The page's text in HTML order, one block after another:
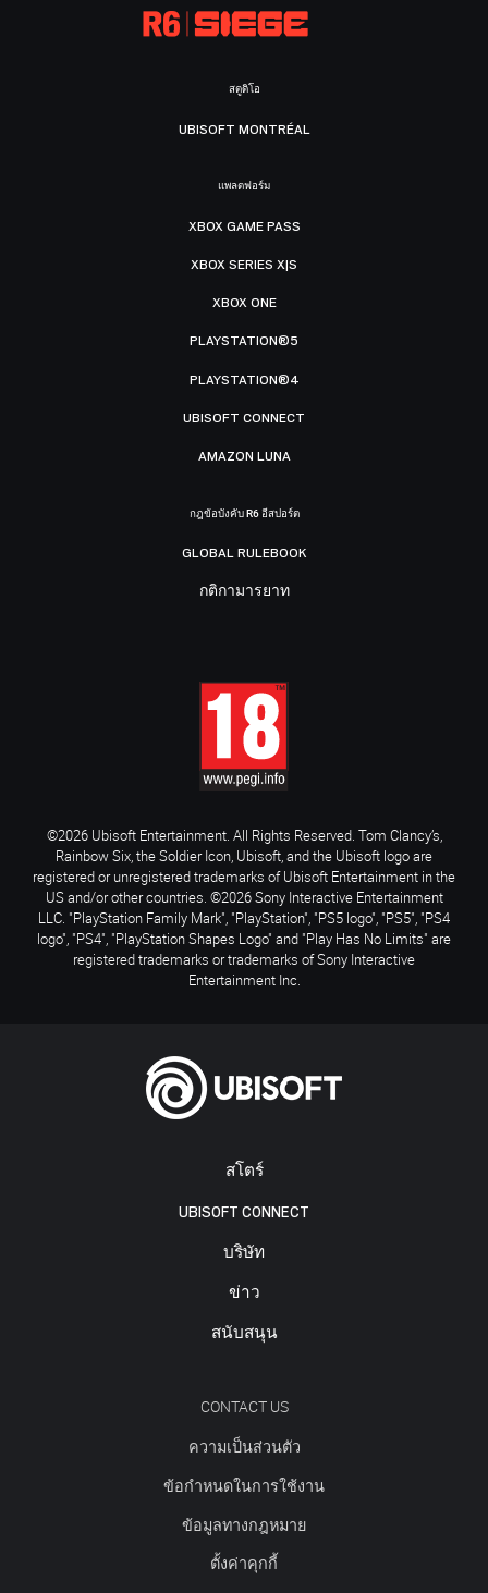
สโตร์
UBISOFT CONNECT
บริษัท
ข่าว
สนับสนุน
CONTACT US
ความเป็นส่วนตัว
ข้อกำหนดในการใช้งาน
ข้อมูลทางกฎหมาย
ตั้งค่าคุกกี้
สตูดิโอ
UBISOFT MONTRÉAL
แพลตฟอร์ม
XBOX GAME PASS
XBOX SERIES X|S
XBOX ONE
PLAYSTATION®5
PLAYSTATION®4
UBISOFT CONNECT
AMAZON LUNA
กฎข้อบังคับ R6 อีสปอร์ต
GLOBAL RULEBOOK
กติกามารยาท
©2026 Ubisoft Entertainment. All Rights Reserved. Tom Clancy’s,
Rainbow Six, the Soldier Icon, Ubisoft, and the Ubisoft logo are
registered or unregistered trademarks of Ubisoft Entertainment in the
US and/or other countries. ©2026 Sony Interactive Entertainment
LLC. "PlayStation Family Mark", "PlayStation", "PS5 logo", "PS5", "PS4
logo", "PS4", "PlayStation Shapes Logo" and "Play Has No Limits" are
registered trademarks or trademarks of Sony Interactive
Entertainment Inc.